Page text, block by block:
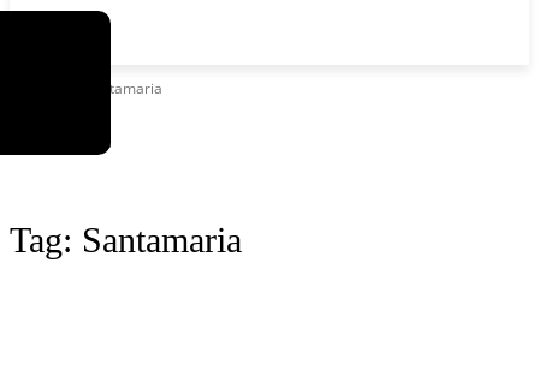
Santamaria
Tag: Santamaria